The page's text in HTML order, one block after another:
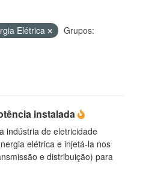
Elétrica
Grupos:
instalada
indústria de eletricidade
elétrica e injetá-la nos
e distribuição) para